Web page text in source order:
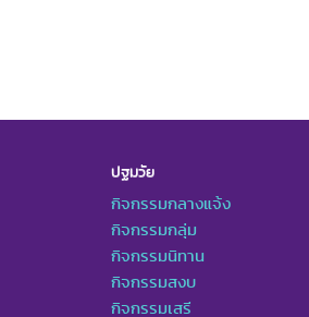
ปฐมวัย
กิจกรรมกลางแจ้ง
กิจกรรมกลุ่ม
กิจกรรมนิทาน
กิจกรรมสงบ
กิจกรรมเสรี